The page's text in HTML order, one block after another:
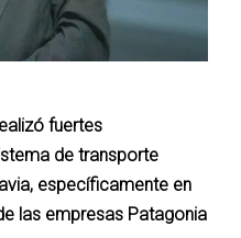
fuertes
de transporte
específicamente en
las empresas Patagonia